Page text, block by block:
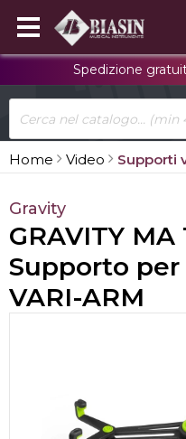
Spedizione
Home Video Supporti
Gravity
GRAVITY MA
Supporto
VARI-ARM